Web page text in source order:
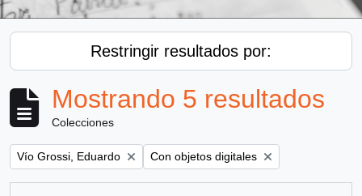
Restringir resultados por:
Mostrando 5 resultados
Colecciones
Remove filter:
Vío Grossi, Eduardo Remove filter:
Con objetos digitales